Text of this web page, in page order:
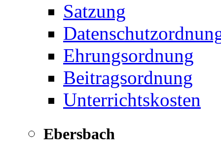
Satzung
Ehrungsordnung
Beitragsordnung
Unterrichtskosten
Ebersbach